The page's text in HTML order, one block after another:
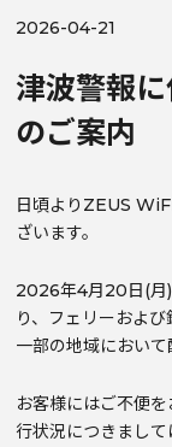
2026-04-21
津波警報
のご案内
日頃よりZEUS
ざいます。
2026年4月20日(月)
り、フェリーおよ
一部の地域において
お客様にはご不便
行状況につきまし